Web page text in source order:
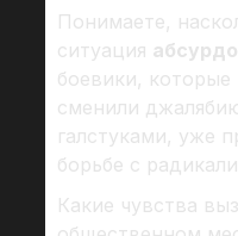
Понимаете,
ситуация
боевики, которые
сменили
галстуками, уже
борьбе с
Какие чувства